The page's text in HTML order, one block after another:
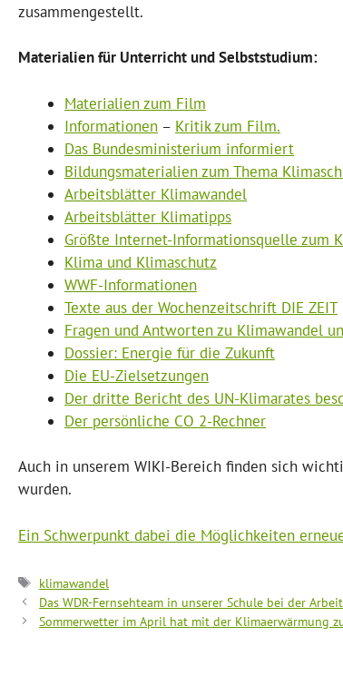
zusammengestellt.
Materialien für Unterricht und Selbststudium:
Materialien zum Film
Informationen – Kritik zum Film.
Das Bundesministerium informiert
Bildungsmaterialien zum Thema
Arbeitsblätter Klimawandel
Arbeitsblätter Klimatipps
Größte Internet-Informationsquelle zum
Klima und Klimaschutz
WWF-Informationen
Texte aus der Wochenzeitschrift DIE ZEIT
Fragen und Antworten zu Klimawandel
Dossier: Energie für die Zukunft
Die EU-Zielsetzungen
Der dritte Bericht des UN-Klimarates
Der persönliche CO 2-Rechner
Auch in unserem WIKI-Bereich finden sich
wurden.
Ein Schwerpunkt dabei die Möglichkeiten
Schlagwörter
klimawandel
Das WDR-Fernsehteam in unserer Schule bei der Arbeit
Sommerwetter im April hat mit der Klimaerwärmung